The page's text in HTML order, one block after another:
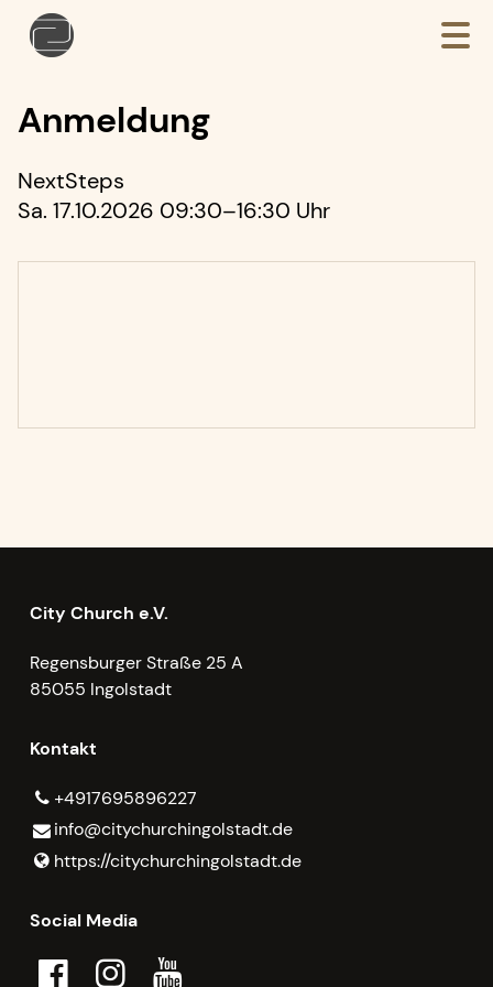
Anmeldung
NextSteps
Sa. 17.10.2026 09:30–16:30 Uhr
City Church e.V.
Regensburger Straße 25 A
85055 Ingolstadt
Kontakt
+4917695896227
info@​citychurchingolstadt.​de
https://citychurchingolstadt.​de
Social Media